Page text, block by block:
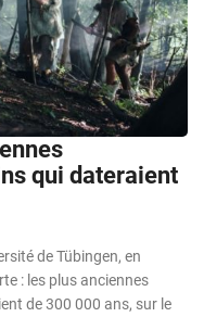
qui dateraient
de Tübingen, en
: les plus anciennes
de 300 000 ans, sur le